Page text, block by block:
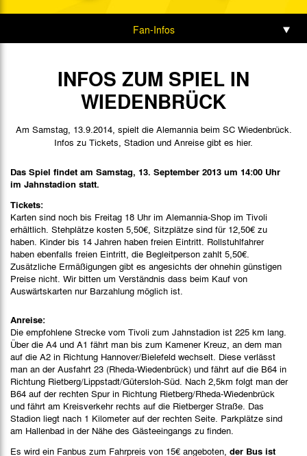
Fan-Infos
Spieldaten
Spielbericht
Bilder
INFOS ZUM SPIEL IN
WIEDENBRÜCK
Am Samstag, 13.9.2014, spielt die Alemannia beim SC Wiedenbrück.
Infos zu Tickets, Stadion und Anreise gibt es hier.
Das Spiel findet am Samstag, 13. September 2013 um 14:00 Uhr
im Jahnstadion statt.
Tickets:
Karten sind noch bis Freitag 18 Uhr im Alemannia-Shop im Tivoli
erhältlich. Stehplätze kosten 5,50€, Sitzplätze sind für 12,50€ zu
haben. Kinder bis 14 Jahren haben freien Eintritt. Rollstuhlfahrer
haben ebenfalls freien Eintritt, die Begleitperson zahlt 5,50€.
Zusätzliche Ermäßigungen gibt es angesichts der ohnehin günstigen
Preise nicht. Wir bitten um Verständnis dass beim Kauf von
Auswärtskarten nur Barzahlung möglich ist.
Anreise:
Die empfohlene Strecke vom Tivoli zum Jahnstadion ist 225 km lang.
Über die A4 und A1 fährt man bis zum Kamener Kreuz, an dem man
auf die A2 in Richtung Hannover/Bielefeld wechselt. Diese verlässt
man an der Ausfahrt 23 (Rheda-Wiedenbrück) und fährt auf die B64 in
Richtung Rietberg/Lippstadt/Gütersloh-Süd. Nach 2,5km folgt man der
B64 auf der rechten Spur in Richtung Rietberg/Rheda-Wiedenbrück
und fährt am Kreisverkehr rechts auf die Rietberger Straße. Das
Stadion liegt nach 1 Kilometer auf der rechten Seite. Parkplätze sind
am Hallenbad in der Nähe des Gästeeingangs zu finden.
Es wird ein Fanbus zum Fahrpreis von 15€ angeboten, der Bus ist